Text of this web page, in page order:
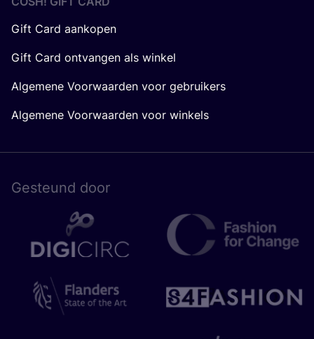
Gift Card aankopen
Gift Card ontvangen als winkel
Algemene Voorwaarden voor gebruikers
Algemene Voorwaarden voor winkels
Gesteund door